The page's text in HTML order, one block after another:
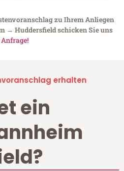
zu Ihrem Anliegen
→ Huddersfield schicken Sie uns
erhalten
ein